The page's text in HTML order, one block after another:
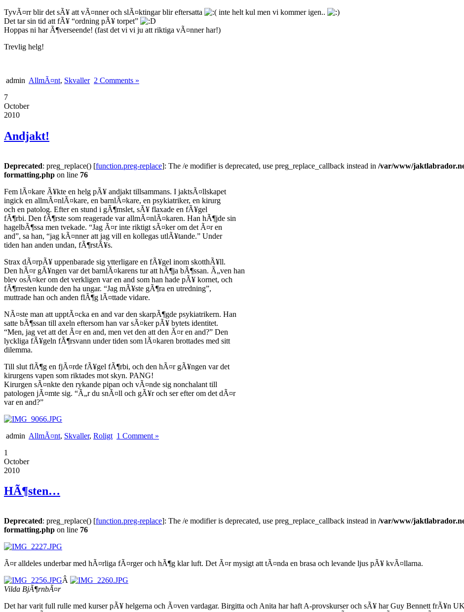
TyvÃ¤rr blir det sÃ¥ att vÃ¤nner och slÃ¤ktingar blir eftersatta
inte helt kul men vi kommer igen..
Det tar sin tid att fÃ¥ “ordning pÃ¥ torpet”
Hoppas ni har Ã¶verseende! (fast det vi vi ju att riktiga vÃ¤nner har!)
Trevlig helg!
admin AllmÃ¤nt, Skvaller 2 Comments »
7
October
2010
Andjakt!
Deprecated: preg_replace() [function.preg-replace]: The /e modifier is deprecated, use preg_replace_callback instead in /var/www/
formatting.php on line 76
Fem lÃ¤kare Ã¥kte en helg pÃ¥ andjakt tillsammans. I jaktsÃ¤llskapet
ingick en allmÃ¤nlÃ¤kare, en barnlÃ¤kare, en psykiatriker, en kirurg
och en patolog. Efter en stund i gÃ¶mslet, sÃ¥ flaxade en fÃ¥gel
fÃ¶rbi. Den fÃ¶rste som reagerade var allmÃ¤nlÃ¤karen. Han hÃ¶jde sin
hagelbÃ¶ssa men tvekade. “Jag Ã¤r inte riktigt sÃ¤ker om det Ã¤r en
and”, sa han, “jag kÃ¤nner att jag vill en kollegas utlÃ¥tande.” Under
tiden han anden undan, fÃ¶rstÃ¥s.
Strax dÃ¤rpÃ¥ uppenbarade sig ytterligare en fÃ¥gel inom skotthÃ¥ll.
Den hÃ¤r gÃ¥ngen var det barnlÃ¤karens tur att hÃ¶ja bÃ¶ssan. Ã„ven han
blev osÃ¤ker om det verkligen var en and som han hade pÃ¥ kornet, och
fÃ¶rresten kunde den ha ungar. “Jag mÃ¥ste gÃ¶ra en utredning”,
muttrade han och anden flÃ¶g lÃ¤ttade vidare.
NÃ¤ste man att upptÃ¤cka en and var den skarpÃ¶gde psykiatrikern. Han
satte bÃ¶ssan till axeln eftersom han var sÃ¤ker pÃ¥ bytets identitet.
“Men, jag vet att det Ã¤r en and, men vet den att den Ã¤r en and?” Den
lyckliga fÃ¥geln fÃ¶rsvann under tiden som lÃ¤karen brottades med sitt
dilemma.
Till slut flÃ¶g en fjÃ¤rde fÃ¥gel fÃ¶rbi, och den hÃ¤r gÃ¥ngen var det
kirurgens vapen som riktades mot skyn. PANG!
Kirurgen sÃ¤nkte den rykande pipan och vÃ¤nde sig nonchalant till
patologen jÃ¤mte sig. “Ã„r du snÃ¤ll och gÃ¥r och ser efter om det dÃ¤r
var en and?”
admin AllmÃ¤nt, Skvaller, Roligt 1 Comment »
1
October
2010
HÃ¶sten…
Deprecated: preg_replace() [function.preg-replace]: The /e modifier is deprecated, use preg_replace_callback instead in /var/www/
formatting.php on line 76
Ã¤r alldeles underbar med hÃ¤rliga fÃ¤rger och hÃ¶g klar luft. Det Ã¤r mysigt att tÃ¤nda en brasa och levande ljus pÃ¥ kvÃ¤llarna.
Â
Vilda BjÃ¶rnbÃ¤r
Det har varit full rulle med kurser pÃ¥ helgerna och Ã¤ven vardagar. Birgitta och Anita har haft A-provskurser och sÃ¥ har Guy Bennett frÃ¥n